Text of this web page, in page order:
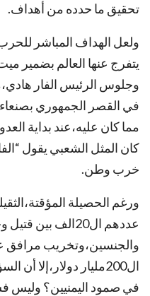
تحقيق ما حدده من أهداف.
ولعل الهداف المباشر
يتفرج عنها العالم بضمير
وجلوس الرئيس الفار
في القصر الجمهوري
مما كان عليه،عند بداية
كان المثل الشعبي يقول
خرب وطن.
ورغم الحصيلة
عددهم ال20الف
والجنسين،وتخريب
ال200مليار دولار،إلا
في صمود اليمنيين؟ وليس